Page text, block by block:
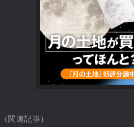
(関連記事)